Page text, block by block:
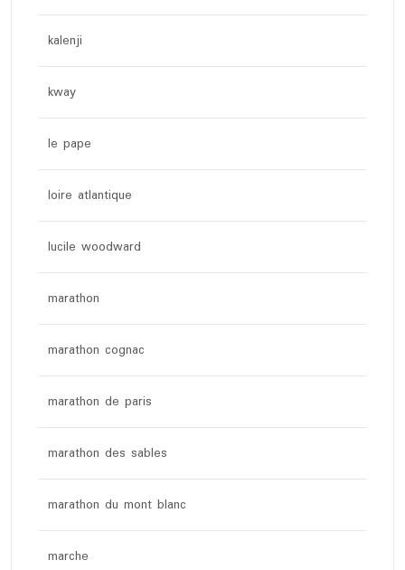
kalenji
kway
le pape
loire atlantique
lucile woodward
marathon
marathon cognac
marathon de paris
marathon des sables
marathon du mont blanc
marche